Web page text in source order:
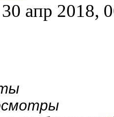
апр 2018,